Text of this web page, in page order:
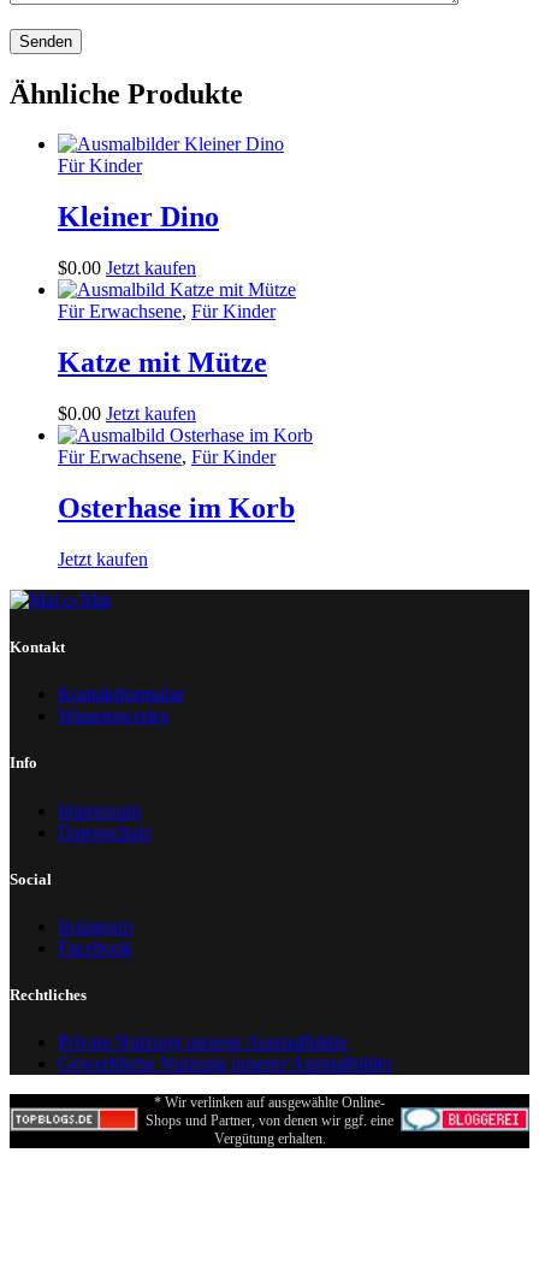
Ähnliche Produkte
Für Kinder
Kleiner Dino
$0.00 Jetzt kaufen
Für Erwachsene, Für Kinder
Katze mit Mütze
$0.00 Jetzt kaufen
Für Erwachsene, Für Kinder
Osterhase im Korb
Jetzt kaufen
Kontakt
Kontaktformular
Wissenswertes
Info
Impressum
Datenschutz
Social
Instagram
Facebook
Rechtliches
Private Nutzung unserer Ausmalbilder
Gewerbliche Nutzung unserer Ausmalbilder
* Wir verlinken auf ausgewählte Online-
Shops und Partner, von denen wir ggf. eine
Vergütung erhalten.